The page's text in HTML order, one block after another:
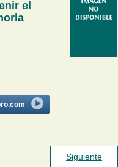
el
Siguiente